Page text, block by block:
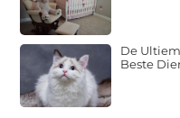
De
Beste